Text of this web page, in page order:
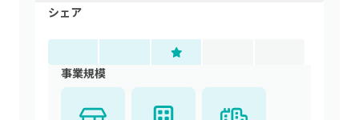
シェア
事業規模